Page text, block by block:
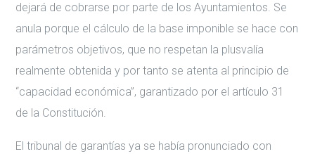
dejará de cobrarse por parte de los Ayuntamientos. Se
anula porque el cálculo de la base imponible se hace con
parámetros objetivos, que no respetan la plusvalía
realmente obtenida y por tanto se atenta al principio de
“capacidad económica”, garantizado por el artículo 31
de la Constitución.
El tribunal de garantías ya se había pronunciado con